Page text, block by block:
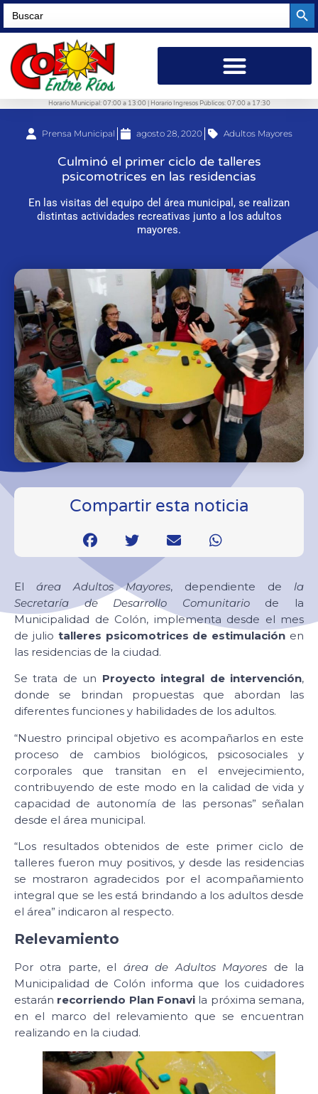
Search
for:
Horario Municipal: 07:00 a 13:00 | Horario Ingresos Públicos: 07:00 a 17:30
Prensa Municipal agosto 28, 2020 Adultos Mayores
Culminó el primer ciclo de talleres
psicomotrices en las residencias
En las visitas del equipo del área municipal, se realizan
distintas actividades recreativas junto a los adultos
mayores.
Compartir esta noticia
El área Adultos Mayores, dependiente de la
Secretaría de Desarrollo Comunitariode la
Municipalidad de Colón, implementa desde el mes
de julio talleres psicomotrices de estimulación en
las residencias de la ciudad.
Se trata de un Proyecto integral de intervención,
donde se brindan propuestas que abordan las
diferentes funciones y habilidades de los adultos.
“Nuestro principal objetivo es acompañarlos en este
proceso de cambios biológicos, psicosociales y
corporales que transitan en el envejecimiento,
contribuyendo de este modo en la calidad de vida y
capacidad de autonomía de las personas” señalan
desde el área municipal.
“Los resultados obtenidos de este primer ciclo de
talleres fueron muy positivos, y desde las residencias
se mostraron agradecidos por el acompañamiento
integral que se les está brindando a los adultos desde
el área” indicaron al respecto.
Relevamiento
Por otra parte, el área de Adultos Mayores de la
Municipalidad de Colón informa que los cuidadores
estarán recorriendo Plan Fonavi la próxima semana,
en el marco del relevamiento que se encuentran
realizando en la ciudad.